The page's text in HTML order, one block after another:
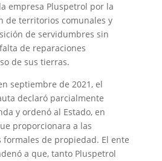
empresa Pluspetrol por la
de territorios comunales y
de servidumbres sin
de reparaciones
de sus tierras.
septiembre de 2021, el
declaró parcialmente
y ordenó al Estado, en
proporcionara a las
de propiedad. El ente
a que, tanto Pluspetrol